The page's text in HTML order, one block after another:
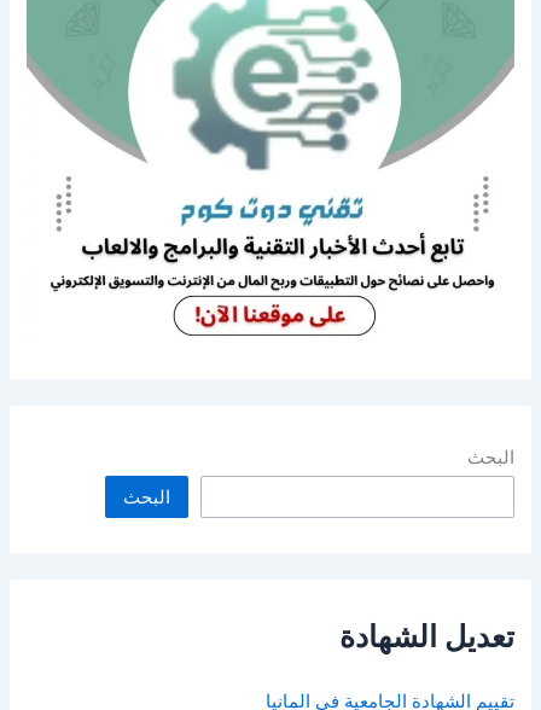
البحث
البحث
تعديل الشهادة
تقييم الشهادة الجامعية في المانيا